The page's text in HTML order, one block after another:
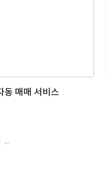
동 매매 서비스
...